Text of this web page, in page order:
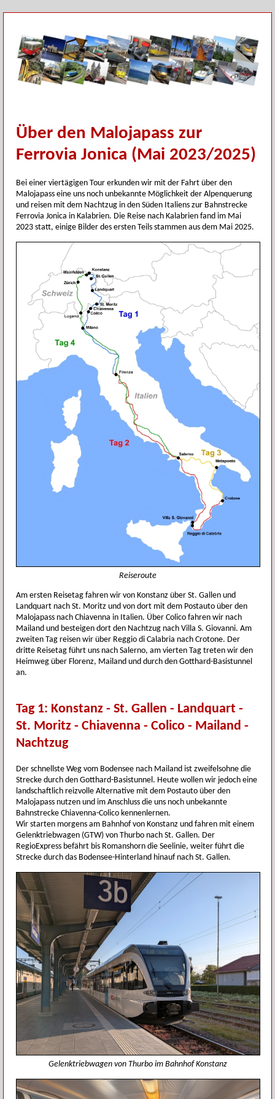
Über den Malojapass zur
Ferrovia Jonica (Mai 2023/2025)
Bei einer viertägigen Tour erkunden wir mit der Fahrt über den
Malojapass eine uns noch unbekannte Möglichkeit der Alpenquerung
und reisen mit dem Nachtzug in den Süden Italiens zur Bahnstrecke
Ferrovia Jonica in Kalabrien. Die Reise nach Kalabrien fand im Mai
2023 statt, einige Bilder des ersten Teils stammen aus dem Mai 2025.
Reiseroute
Am ersten Reisetag fahren wir von Konstanz über St. Gallen und
Landquart nach St. Moritz und von dort mit dem Postauto über den
Malojapass nach Chiavenna in Italien. Über Colico fahren wir nach
Mailand und besteigen dort den Nachtzug nach Villa S. Giovanni. Am
zweiten Tag reisen wir über Reggio di Calabria nach Crotone. Der
dritte Reisetag führt uns nach Salerno, am vierten Tag treten wir den
Heimweg über Florenz, Mailand und durch den Gotthard-Basistunnel
an.
Tag 1: Konstanz - St. Gallen - Landquart -
St. Moritz - Chiavenna - Colico - Mailand -
Nachtzug
Der schnellste Weg vom Bodensee nach Mailand ist zweifelsohne die
Strecke durch den Gotthard-Basistunnel. Heute wollen wir jedoch eine
landschaftlich reizvolle Alternative mit dem Postauto über den
Malojapass nutzen und im Anschluss die uns noch unbekannte
Bahnstrecke Chiavenna-Colico kennenlernen.
Wir starten morgens am Bahnhof von Konstanz und fahren mit einem
Gelenktriebwagen (GTW) von Thurbo nach St. Gallen. Der
RegioExpress befährt bis Romanshorn die Seelinie, weiter führt die
Strecke durch das Bodensee-Hinterland hinauf nach St. Gallen.
Gelenktriebwagen von Thurbo im Bahnhof Konstanz